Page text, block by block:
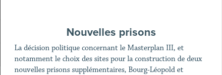
Nouvelles prisons
La décision politique concernant le Masterplan III, et
notamment le choix des sites pour la construction de deux
nouvelles prisons supplémentaires, Bourg-Léopold et